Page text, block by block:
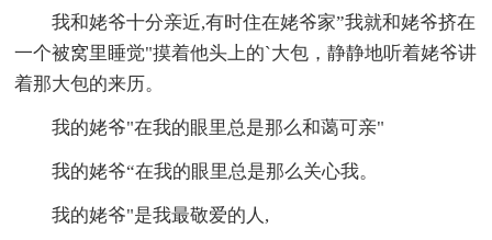
我和姥爷十分亲近,有时住在姥爷家”我就和姥爷挤在
一个被窝里睡觉"摸着他头上的`大包，静静地听着姥爷讲
着那大包的来历。
我的姥爷"在我的眼里总是那么和蔼可亲"
我的姥爷“在我的眼里总是那么关心我。
我的姥爷"是我最敬爱的人,